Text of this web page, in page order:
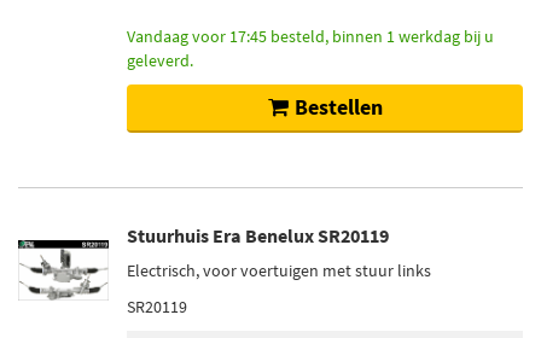
Vandaag voor 17:45 besteld, binnen 1 werkdag bij u
geleverd.
Bestellen
Stuurhuis Era Benelux SR20119
Electrisch, voor voertuigen met stuur links
SR20119